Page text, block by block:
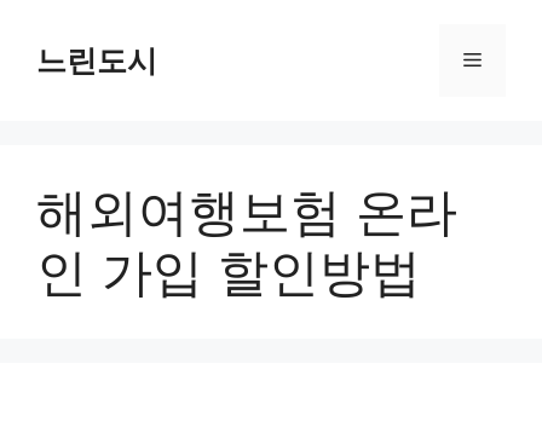
느린도시 메
해외여행보험 온라
인 가입 할인방법